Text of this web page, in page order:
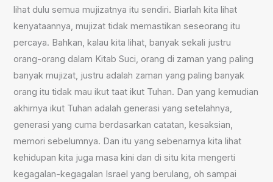
lihat dulu semua mujizatnya itu sendiri. Biarlah kita lihat
kenyataannya, mujizat tidak memastikan seseorang itu
percaya. Bahkan, kalau kita lihat, banyak sekali justru
orang-orang dalam Kitab Suci, orang di zaman yang paling
banyak mujizat, justru adalah zaman yang paling banyak
orang itu tidak mau ikut taat ikut Tuhan. Dan yang kemudian
akhirnya ikut Tuhan adalah generasi yang setelahnya,
generasi yang cuma berdasarkan catatan, kesaksian,
memori sebelumnya. Dan itu yang sebenarnya kita lihat
kehidupan kita juga masa kini dan di situ kita mengerti
kegagalan-kegagalan Israel yang berulang, oh sampai